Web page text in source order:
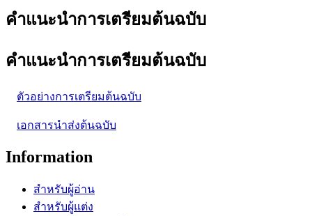
คำแนะนำการเตรียมต้นฉบับ
คำแนะนำการเตรียมต้นฉบับ
ตัวอย่างการเตรียมต้นฉบับ
เอกสารนำส่งต้นฉบับ
Information
สำหรับผู้อ่าน
สำหรับผู้แต่ง